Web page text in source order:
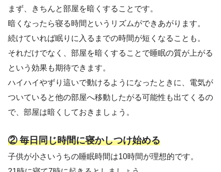
まず、きちんと部屋を暗くすることです。
暗くなったら寝る時間というリズムができあがります。
続けていれば眠りに入るまでの時間が短くなることも。
それだけでなく、部屋を暗くすることで睡眠の質が上がる
という効果も期待できます。
ハイハイやずり這いで動けるようになったときに、電気が
ついていると他の部屋へ移動したがる可能性も出てくるの
で、部屋は暗くしておきましょう。
② 毎日同じ時間に寝かしつけ始める
子供が小さいうちの睡眠時間は10時間が理想的です。